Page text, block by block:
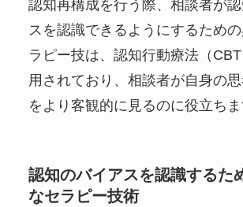
認知再構成を行う際、相談者が
スを認識できるようにするため
ラピー技は、認知行動療法（
用されており、相談者が自身の
をより客観的に見るのに役立ちま
認知のバイアスを認識するた
なセラピー技術